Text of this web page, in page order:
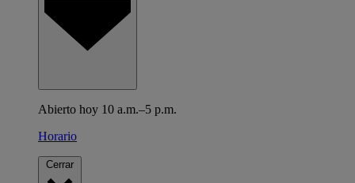
Abierto hoy 10 a.m.–5 p.m.
Horario
Cerrar